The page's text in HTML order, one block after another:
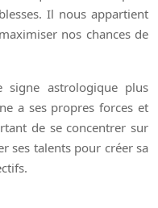
Il nous appartient
nos chances de
signe astrologique plus
a ses propres forces et
de se concentrer sur
ses talents pour créer sa